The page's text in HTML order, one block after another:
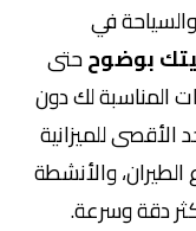
في
بوضوححتى
المناسبة لك دون
الأقصى للميزانية
والأنشطة
دقة وسرعة.